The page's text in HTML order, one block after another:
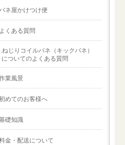
ネ屋かけつけ便
よくある質問
ねじりコイルバネ（キックバネ）
についてのよくある質問
業風景
めてのお客様へ
礎知識
金・配送について